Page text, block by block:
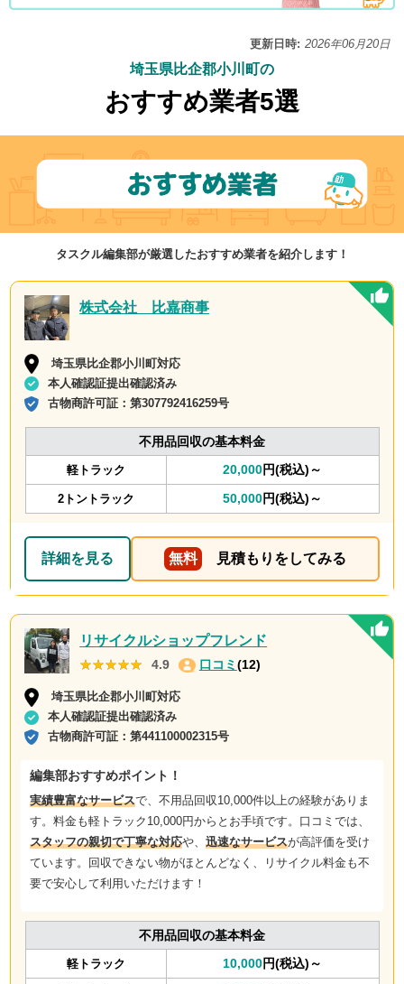
更新日時: 2026年06月20日
埼玉県比企郡小川町の
おすすめ業者5選
タスクル編集部が厳選したおすすめ業者を紹介します！
株式会社 比嘉商事
埼玉県比企郡小川町対応
本人確認証提出確認済み
古物商許可証：第307792416259号
不用品回収の基本料金
軽トラック 20,000円(税込)～
2トントラック 50,000円(税込)～
詳細を見る 無料 見積もりをしてみる
リサイクルショップフレンド
★★★★★
★★★★★ 4.9 口コミ (12)
埼玉県比企郡小川町対応
本人確認証提出確認済み
古物商許可証：第441100002315号
編集部おすすめポイント！
実績豊富なサービスで、不用品回収10,000件以上の経験がありま
す。料金も軽トラック10,000円からとお手頃です。口コミでは、
スタッフの親切で丁寧な対応や、 迅速なサービスが高評価を受け
ています。回収できない物がほとんどなく、リサイクル料金も不
要で安心して利用いただけます！
不用品回収の基本料金
軽トラック 10,000円(税込)～